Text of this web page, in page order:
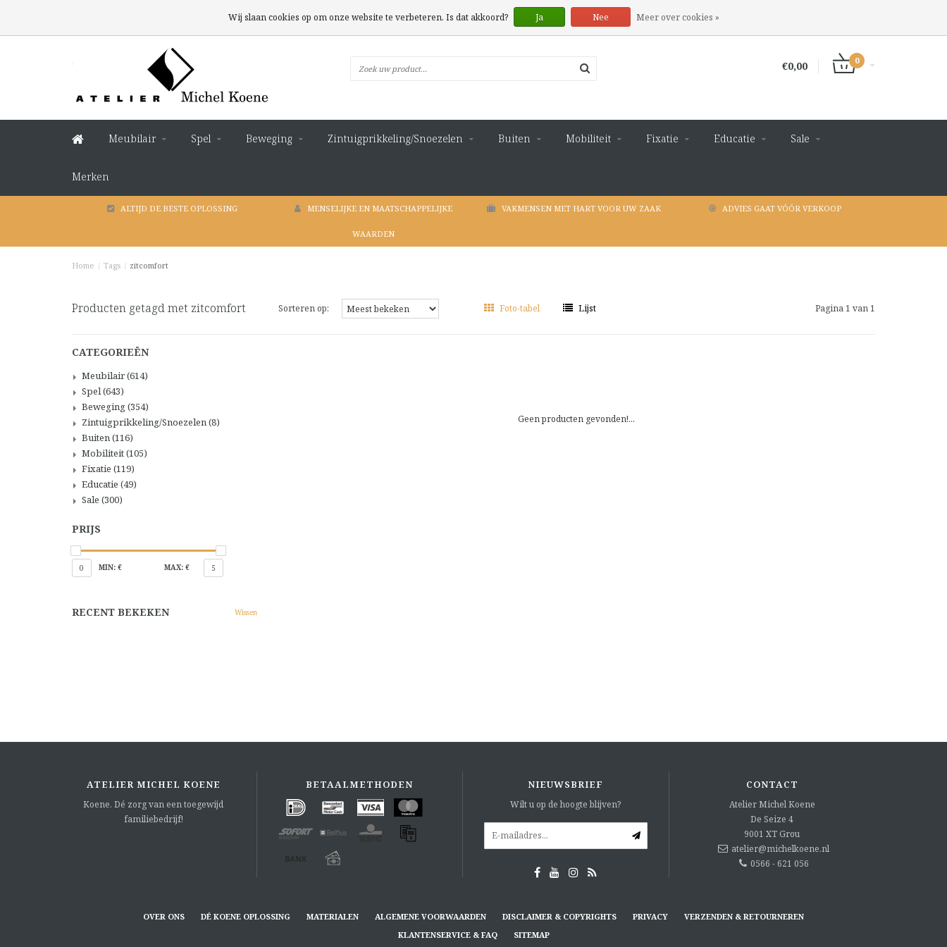
€0,00 0
Meubilair Spel Beweging Zintuigprikkeling/Snoezelen Buiten Mobiliteit Fixatie Educatie Sale
Merken
ALTIJD DE BESTE OPLOSSING MENSELIJKE EN MAATSCHAPPELIJKE
WAARDEN
VAKMENSEN MET HART VOOR UW ZAAK ADVIES GAAT VÓÓR VERKOOP
Home / Tags / zitcomfort
Producten getagd met zitcomfort Sorteren op: Foto-tabel Lijst Pagina 1 van 1
CATEGORIEËN
Meubilair(614)
Spel(643)
Beweging(354)
Zintuigprikkeling/Snoezelen(8)
Buiten(116)
Mobiliteit(105)
Fixatie (119)
Educatie (49)
Sale (300)
PRIJS
0 MIN: € MAX: € 5
RECENT BEKEKEN Wissen
Geen producten gevonden!...
ATELIER MICHEL KOENE
Koene. Dé zorg van een toegewijd
familiebedrijf!
BETAALMETHODEN NIEUWSBRIEF
Wilt u op de hoogte blijven?
CONTACT
Atelier Michel Koene
De Seize 4
9001 XT Grou
atelier@michelkoene.nl
0566 - 621 056
OVER ONS DÉ KOENE OPLOSSING MATERIALEN ALGEMENE VOORWAARDEN DISCLAIMER & COPYRIGHTS PRIVACY
VERZENDEN & RETOURNEREN
KLANTENSERVICE & FAQ
SITEMAP
Wij slaan cookies op om onze website te verbeteren. Is dat akkoord? Ja Nee Meer over cookies »